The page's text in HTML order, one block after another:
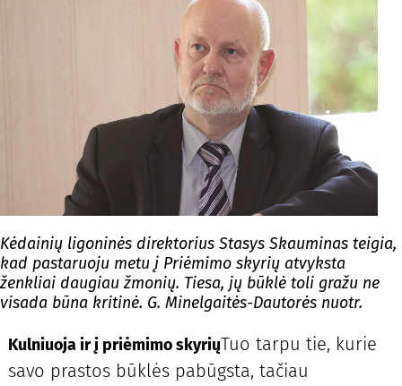
Kėdainių ligoninės direktorius Stasys Skauminas teigia,
kad pastaruoju metu į Priėmimo skyrių atvyksta
ženkliai daugiau žmonių. Tiesa, jų būklė toli gražu ne
visada būna kritinė. G. Minelgaitės-Dautorės nuotr.
Kulniuoja ir į priėmimo skyriųTuo tarpu tie, kurie
savo prastos būklės pabūgsta, tačiau